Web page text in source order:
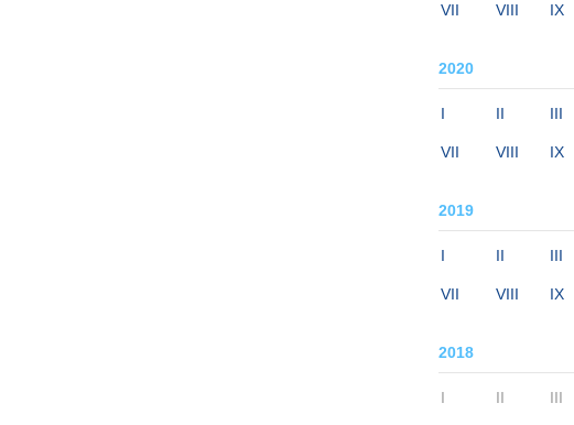
VII VIII IX
2020
I II III
VII VIII IX
2019
I II III
VII VIII IX
2018
I II III